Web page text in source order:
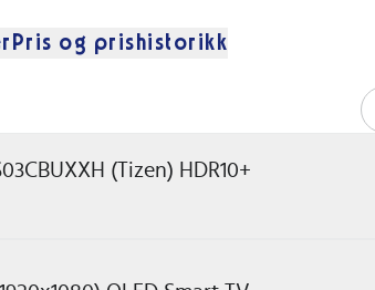
Pris og prishistorikk
(Tizen) HDR10+